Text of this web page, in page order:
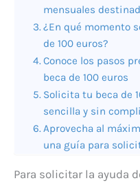
mensuales
¿En qué momento
de 100 euros?
Conoce los pasos
beca de 100 euros
Solicita tu beca de
sencilla y sin
Aprovecha al
una guía para
Para solicitar la ayuda